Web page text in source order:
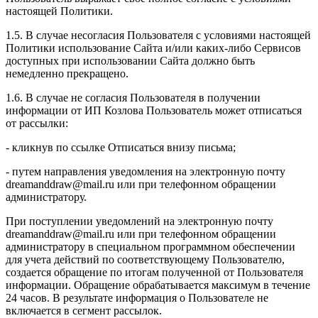
настоящей Политики.
1.5. В случае несогласия Пользователя с условиями настоящей
Политики использование Сайта и/или каких-либо Сервисов
доступных при использовании Сайта должно быть
немедленно прекращено.
1.6. В случае не согласия Пользователя в получении
информации от ИП Козлова Пользователь может отписаться
от рассылки:
- кликнув по ссылке Отписаться внизу письма;
- путем направления уведомления на электронную почту
dreamanddraw@mail.ru или при телефонном обращении
администратору.
При поступлении уведомлений на электронную почту
dreamanddraw@mail.ru или при телефонном обращении
администратору в специальном программном обеспечении
для учета действий по соответствующему Пользователю,
создается обращение по итогам полученной от Пользователя
информации. Обращение обрабатывается максимум в течение
24 часов. В результате информация о Пользователе не
включается в сегмент рассылок.